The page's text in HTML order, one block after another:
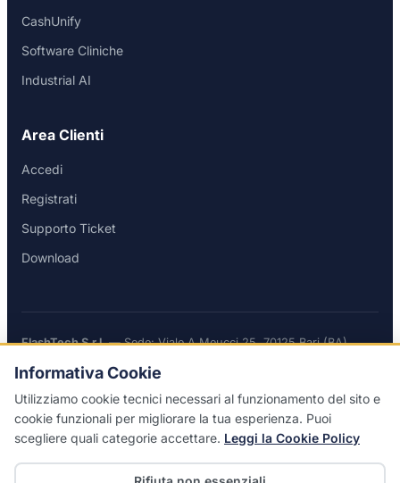
CashUnify
Software Cliniche
Industrial AI
Area Clienti
Accedi
Registrati
Supporto Ticket
Download
FlashTech S.r.l.— Sede: Viale A.Meucci 25, 70125 Bari (BA)
10.000 i.v.
© 2026 FlashTech S.r.l. — Tutti i diritti riservati
Informativa Cookie
Utilizziamo cookie tecnici necessari al funzionamento del sito e
cookie funzionali per migliorare la tua esperienza. Puoi
scegliere quali categorie accettare. Leggi la Cookie Policy